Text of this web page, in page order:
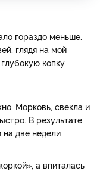
гораздо меньше.
глядя на мой
копку.
Морковь, свекла и
В результате
на две недели
а впиталась